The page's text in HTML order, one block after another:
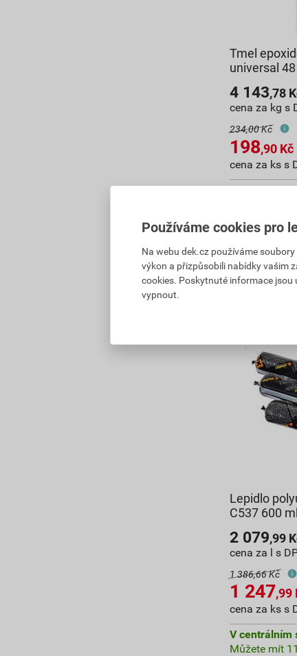
Tmel
universal
4 143,78
cena za kg s
234,00 Kč
198,90 Kč
cena za ks s
Vyberte si
do košíku
198,90Kč
Lepidlo
C537 600 ml
2 079,99
cena za l s
1 386,66 Kč
1 247,99
cena za ks s
V centrálním
Můžete mít
Používáme cookies pro
Na webu dek.cz používáme
výkon a přizpůsobili nabídky vašim
cookies. Poskytnuté informace jsou
vypnout.